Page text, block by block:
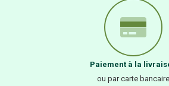
Paiement à la
ou par carte bancaire